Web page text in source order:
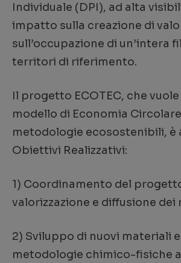
Individuale (DPI), ad alta
impatto sulla creazione di
sull’occupazione di un’intera
territori di riferimento.
Il progetto ECOTEC, che
modello di Economia
metodologie ecosostenibili, è
Obiettivi Realizzativi:
1) Coordinamento del
valorizzazione e diffusione dei
2) Sviluppo di nuovi materiali
metodologie chimico-fisiche